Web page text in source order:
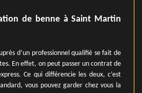
de benne à Saint Martin
d’un professionnel qualifié se fait de
En effet, on peut passer un contrat de
Ce qui différencie les deux, c’est
vous pouvez garder chez vous la